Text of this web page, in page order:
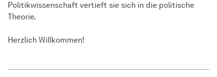
Politikwissenschaft vertieft sie sich in die politische
Theorie.
Herzlich Willkommen!